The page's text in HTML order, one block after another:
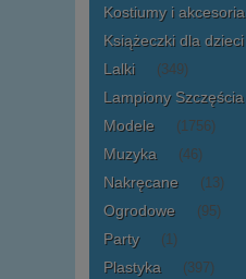
Kostiumy i akcesoria
Książeczki dla dzieci
Lalki (349)
Lampiony Szczęścia
Modele (1756)
Muzyka (46)
Nakręcane (13)
Ogrodowe (95)
Party (1)
Plastyka (397)